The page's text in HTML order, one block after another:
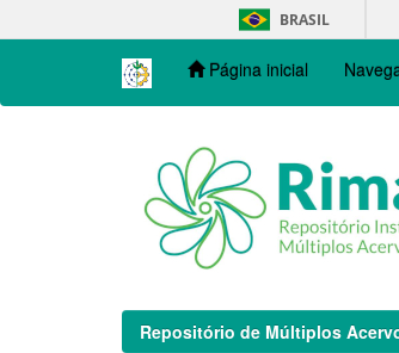
navigation
BRASIL
Página inicial
Repositório de Múltiplos